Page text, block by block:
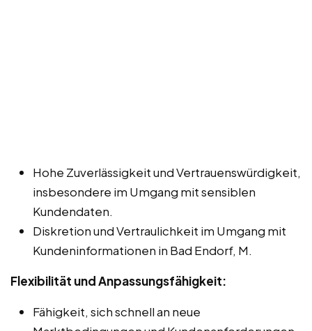
Hohe Zuverlässigkeit und Vertrauenswürdigkeit,
insbesondere im Umgang mit sensiblen
Kundendaten.
Diskretion und Vertraulichkeit im Umgang mit
Kundeninformationen in Bad Endorf, M.
Flexibilität und Anpassungsfähigkeit:
Fähigkeit, sich schnell an neue